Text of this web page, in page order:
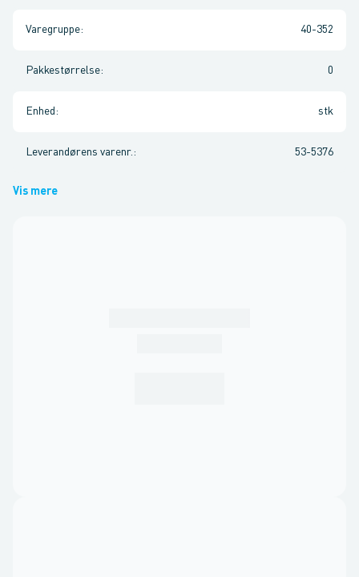
Varegruppe: 40-352
Pakkestørrelse: 0
Enhed : stk
Leverandørens varenr. : 53-5376
Vis mere